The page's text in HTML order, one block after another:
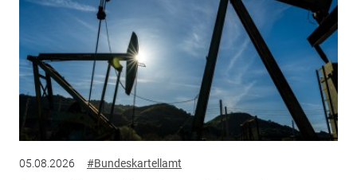
05.08.2026 #Bundeskartellamt